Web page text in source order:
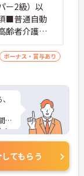
ー2級）以
■普通自動
齢者介護の
ボーナス・賞与あり
程
！
に
てもらう